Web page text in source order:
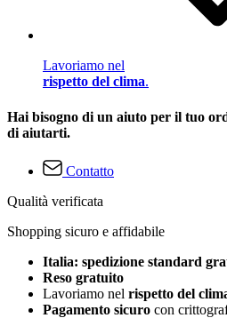
Lavoriamo nel
rispetto del clima.
Hai bisogno di un aiuto per il tuo
di aiutarti.
Contatto
Qualità verificata
Shopping sicuro e affidabile
Italia: spedizione standard
Reso gratuito
Lavoriamo nel rispetto del
Pagamento sicuro con